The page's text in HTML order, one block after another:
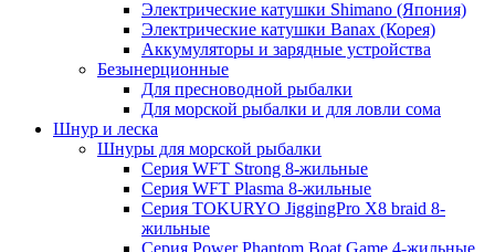
Электрические катушки Shimano (Япония)
Электрические катушки Banax (Корея)
Аккумуляторы и зарядные устройства
Безынерционные
Для пресноводной рыбалки
Для морской рыбалки и для ловли сома
Шнур и леска
Шнуры для морской рыбалки
Серия WFT Strong 8-жильные
Серия WFT Plasma 8-жильные
Серия TOKURYO JiggingPro X8 braid 8-
жильные
Серия Power Phantom Boat Game 4-жильные